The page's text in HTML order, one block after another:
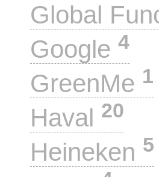
Global
Google 4
GreenMe 1
Haval 20
Heineken 5